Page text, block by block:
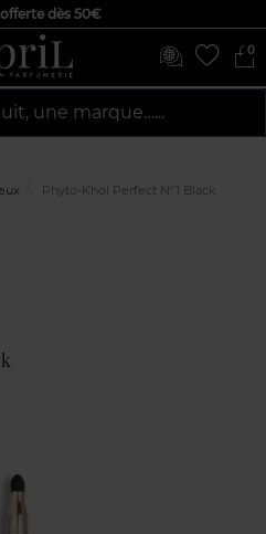
dès 50€
0
une marque…...
Phyto-Khol Perfect N°1 Black